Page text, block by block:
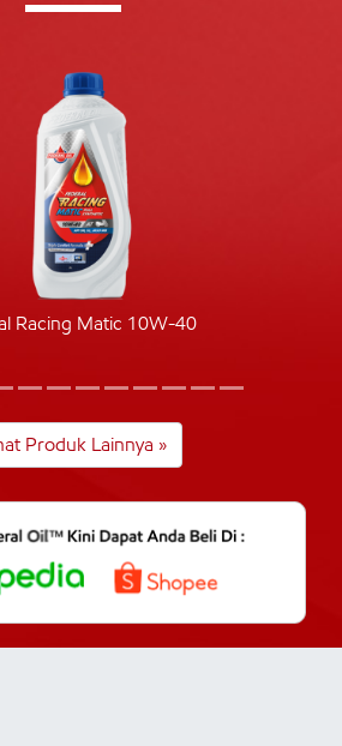
Racing Matic 10W-40
Produk Lainnya »